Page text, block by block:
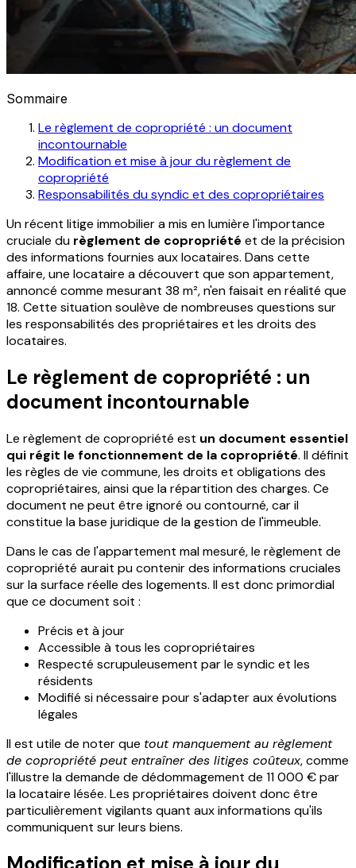
Sommaire
Le règlement de copropriété : un document
incontournable
Modification et mise à jour du règlement de
copropriété
Responsabilités du syndic et des copropriétaires
Un récent litige immobilier a mis en lumière l'importance
cruciale du règlement de copropriété et de la précision
des informations fournies aux locataires. Dans cette
affaire, une locataire a découvert que son appartement,
annoncé comme mesurant 38 m², n'en faisait en réalité que
18. Cette situation soulève de nombreuses questions sur
les responsabilités des propriétaires et les droits des
locataires.
Le règlement de copropriété : un
document incontournable
Le règlement de copropriété est un document essentiel
qui régit le fonctionnement de la copropriété. Il définit
les règles de vie commune, les droits et obligations des
copropriétaires, ainsi que la répartition des charges. Ce
document ne peut être ignoré ou contourné, car il
constitue la base juridique de la gestion de l'immeuble.
Dans le cas de l'appartement mal mesuré, le règlement de
copropriété aurait pu contenir des informations cruciales
sur la surface réelle des logements. Il est donc primordial
que ce document soit :
Précis et à jour
Accessible à tous les copropriétaires
Respecté scrupuleusement par le syndic et les
résidents
Modifié si nécessaire pour s'adapter aux évolutions
légales
Il est utile de noter que tout manquement au règlement
de copropriété peut entraîner des litiges coûteux, comme
l'illustre la demande de dédommagement de 11 000 € par
la locataire lésée. Les propriétaires doivent donc être
particulièrement vigilants quant aux informations qu'ils
communiquent sur leurs biens.